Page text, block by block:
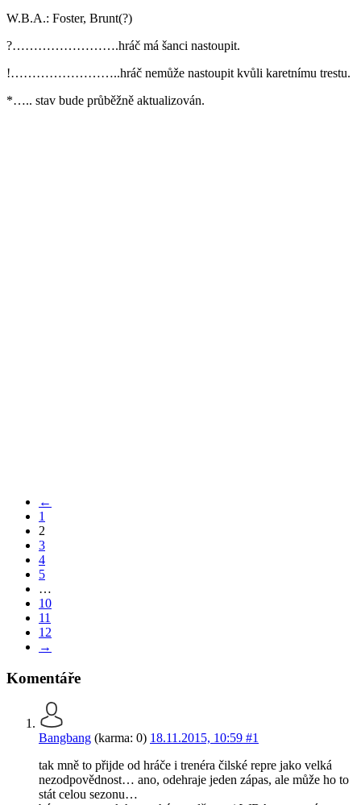
W.B.A.: Foster, Brunt(?)
?…………………….hráč má šanci nastoupit.
!……………………..hráč nemůže nastoupit kvůli karetnímu trestu.
*….. stav bude průběžně aktualizován.
←
1
2
3
4
5
…
10
11
12
→
Komentáře
Bangbang (karma: 0) 18.11.2015, 10:59 #1
tak mně to přijde od hráče i trenéra čilské repre jako velká
nezodpovědnost… ano, odehraje jeden zápas, ale může ho to
stát celou sezonu…